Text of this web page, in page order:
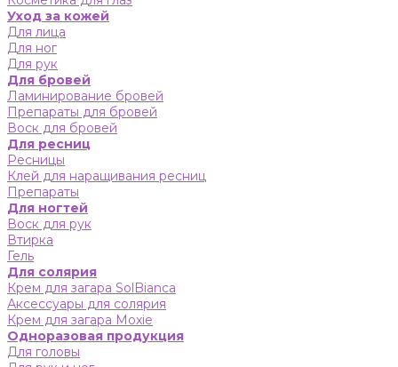
Уход за кожей
Для лица
Для ног
Для рук
Для бровей
Ламинирование бровей
Препараты для бровей
Воск для бровей
Для ресниц
Ресницы
Клей для наращивания ресниц
Препараты
Для ногтей
Воск для рук
Втирка
Гель
Для солярия
Крем для загара SolBianca
Аксессуары для солярия
Крем для загара Moxie
Одноразовая продукция
Для головы